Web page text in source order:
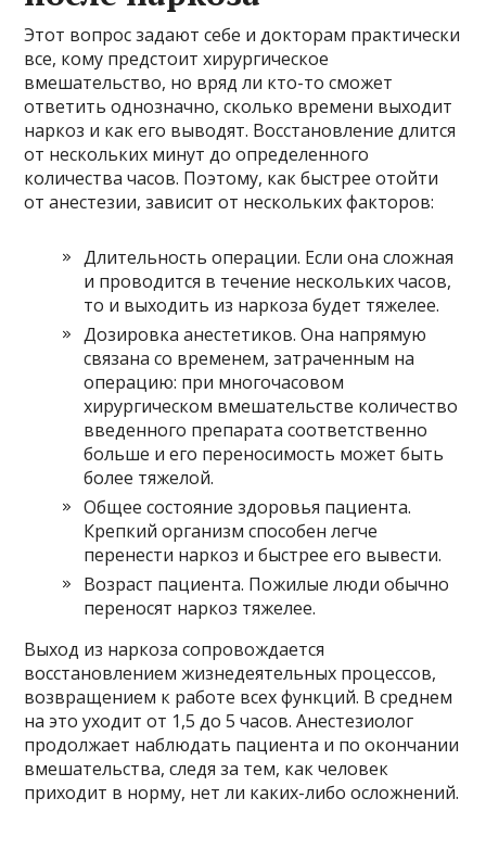
Этот вопрос задают себе и докторам практически
все, кому предстоит хирургическое
вмешательство, но вряд ли кто-то сможет
ответить однозначно, сколько времени выходит
наркоз и как его выводят. Восстановление длится
от нескольких минут до определенного
количества часов. Поэтому, как быстрее отойти
от анестезии, зависит от нескольких факторов:
Длительность операции. Если она сложная
и проводится в течение нескольких часов,
то и выходить из наркоза будет тяжелее.
Дозировка анестетиков. Она напрямую
связана со временем, затраченным на
операцию: при многочасовом
хирургическом вмешательстве количество
введенного препарата соответственно
больше и его переносимость может быть
более тяжелой.
Общее состояние здоровья пациента.
Крепкий организм способен легче
перенести наркоз и быстрее его вывести.
Возраст пациента. Пожилые люди обычно
переносят наркоз тяжелее.
Выход из наркоза сопровождается
восстановлением жизнедеятельных процессов,
возвращением к работе всех функций. В среднем
на это уходит от 1,5 до 5 часов. Анестезиолог
продолжает наблюдать пациента и по окончании
вмешательства, следя за тем, как человек
приходит в норму, нет ли каких-либо осложнений.